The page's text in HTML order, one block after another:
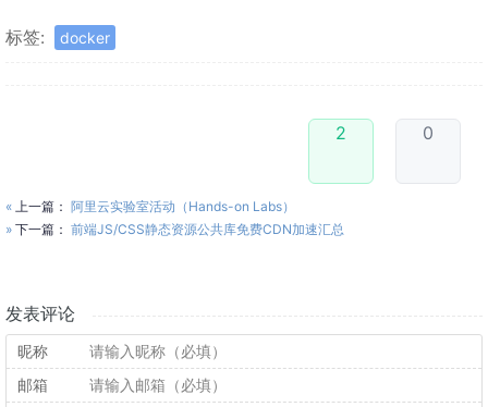
标签: docker
2 0
« 上一篇： 阿里云实验室活动（Hands-on Labs）
» 下一篇： 前端JS/CSS静态资源公共库免费CDN加速汇总
发表评论
昵称
邮箱